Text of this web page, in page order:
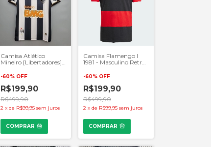
Camisa Atlético
Mineiro [Libertadores] I
- Preto e Branco
-60% OFF
R$199,90
R$499,90
2 x de R$99,95 sem juros
COMPRAR
Camisa Flamengo I
1981 - Masculino Retrô
-60% OFF
R$199,90
R$499,90
2 x de R$99,95 sem juros
COMPRAR